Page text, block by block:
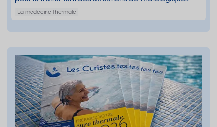
La médecine thermale